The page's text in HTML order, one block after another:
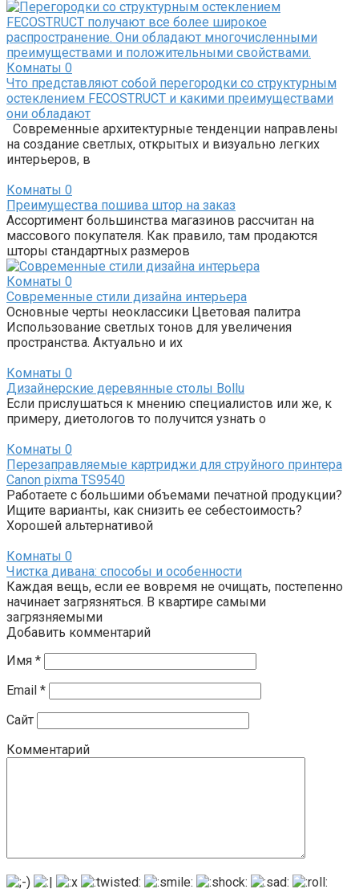
Комнаты 0
Что представляют собой перегородки со структурным
остеклением FECOSTRUCT и какими преимуществами
они обладают
Современные архитектурные тенденции направлены
на создание светлых, открытых и визуально легких
интерьеров, в
Комнаты 0
Преимущества пошива штор на заказ
Ассортимент большинства магазинов рассчитан на
массового покупателя. Как правило, там продаются
шторы стандартных размеров
Комнаты 0
Современные стили дизайна интерьера
Основные черты неоклассики Цветовая палитра
Использование светлых тонов для увеличения
пространства. Актуально и их
Комнаты 0
Дизайнерские деревянные столы Bollu
Если прислушаться к мнению специалистов или же, к
примеру, диетологов то получится узнать о
Комнаты 0
Перезаправляемые картриджи для струйного принтера
Canon pixma TS9540
Работаете с большими объемами печатной продукции?
Ищите варианты, как снизить ее себестоимость?
Хорошей альтернативой
Комнаты 0
Чистка дивана: способы и особенности
Каждая вещь, если ее вовремя не очищать, постепенно
начинает загрязняться. В квартире самыми
загрязняемыми
Добавить комментарий
Имя *
Email *
Сайт
Комментарий